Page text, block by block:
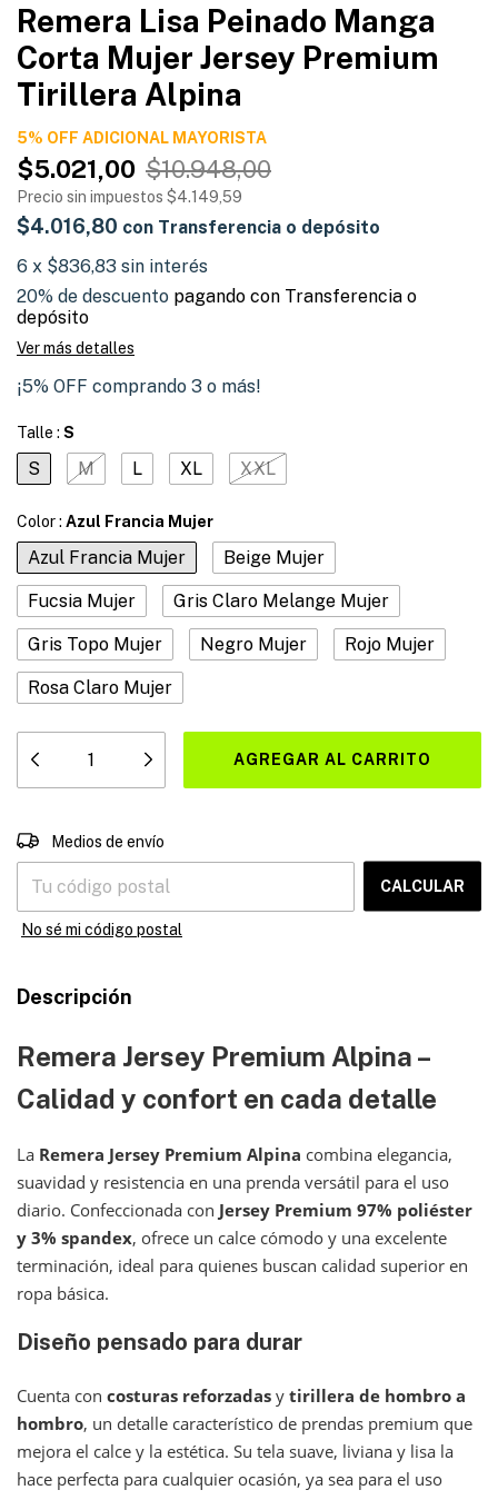
Remera Lisa Peinado Manga
Corta Mujer Jersey Premium
Tirillera Alpina
5% OFF ADICIONAL
$5.021,00 $10.948,00
Precio sin impuestos $4.149,59
$4.016,80 con Transferencia o depósito
6 x $836,83 sin interés
20% de descuento pagando con Transferencia o
depósito
Ver más detalles
¡5% OFF comprando 3 o más!
Talle : S
S M L XL XXL
Color : Azul Francia Mujer
Azul Francia Mujer Beige Mujer
Fucsia Mujer Gris Claro Melange Mujer
Gris Topo Mujer Negro Mujer Rojo Mujer
Rosa Claro Mujer
Entregas para el CP:
Medios de envío
CALCULAR
No sé mi código postal
Descripción
Remera Jersey Premium Alpina –
Calidad y confort en cada detalle
La Remera Jersey Premium Alpina combina elegancia,
suavidad y resistencia en una prenda versátil para el uso
diario. Confeccionada con Jersey Premium 97% poliéster
y 3% spandex, ofrece un calce cómodo y una excelente
terminación, ideal para quienes buscan calidad superior en
ropa básica.
Diseño pensado para durar
Cuenta con costuras reforzadas y tirillera de hombro a
hombro, un detalle característico de prendas premium que
mejora el calce y la estética. Su tela suave, liviana y lisa la
hace perfecta para cualquier ocasión, ya sea para el uso